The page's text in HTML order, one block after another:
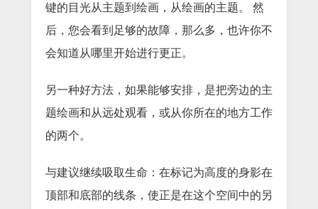
键的目光从主题到绘画，从绘画的主题。
然
后，您会看到足够的故障，那么多，也许你不
会知道从哪里开始进行更正。
另一种好方法，如果能够安排，是把旁边的主
题绘画和从远处观看，或从你所在的地方工作
的两个。
与建议继续吸取生命：在标记为高度的身影在
顶部和底部的线条，使正是在这个空间中的另